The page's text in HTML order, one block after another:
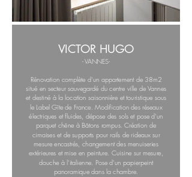
VICTOR HUGO
- VANNES-
Rénovation complète d'un appartement de 38m2
situé en secteur sauvegardé du centre ville de Vannes
et destiné à la location saisonnière et touristique sous
le Label Gîte de France. Modification des réseaux
électriques et fluides, dépose des sols et pose d'un
parquet chêne à Bâtons rompus. Création de
cimaises et de supports pour rails de rideaux sur
mesure encastrés, changement des menuiseries
extérieures et mise en peinture. Cuisine sur mesure,
douche à l'italienne. Pose d'un papierpeint
panoramique dans la chambre.